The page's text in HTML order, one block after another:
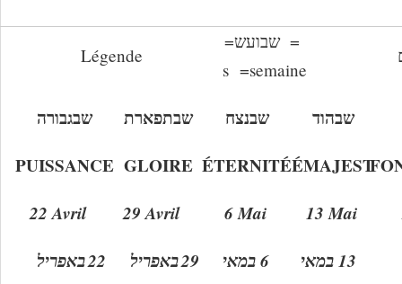
=ש= שבוע
s =semaine
Légende
שבהוד
MAJEST
É
שבנצח
É
TERNIT
É
שבתפארת
GLOIRE
שבגבורה
PUISSANCE
13 Mai
6 Mai
6 במאי
29 Avril
29באפריל
22 Avril
22באפריל